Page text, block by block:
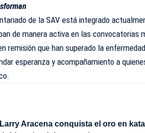
de la SAV está integrado
de manera activa en las convocatorias
remisión que han superado la
esperanza y acompañamiento a
Larry Aracena conquista el oro en